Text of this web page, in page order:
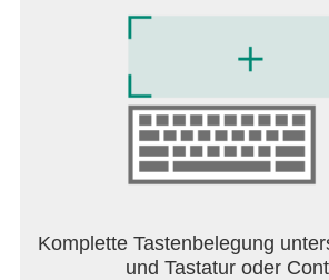
Komplette Tastenbelegung
und Tastatur oder